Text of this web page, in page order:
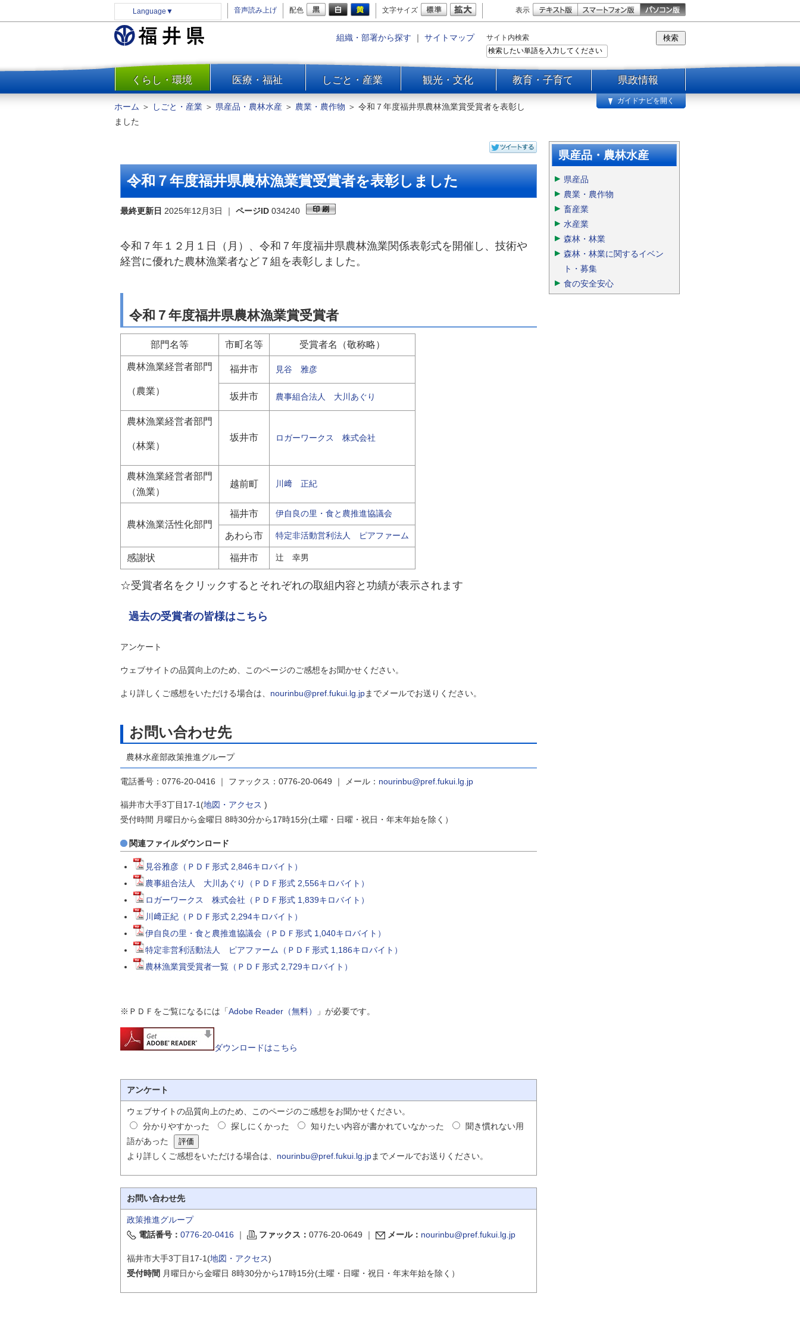
Language ▼ 音声読み上げ 配色 文字サイズ 表示
組織・部署から探す ｜ サイトマップ サイト内検索
一覧
くらし・環境 医療・福祉 しごと・産業 観光・文化 教育・子育て 県政情報
防災
安全安心
住まい・土地
環境問題・廃棄物対策・リサ
交通・道路
河川・砂防・港湾
ホーム ＞ しごと・産業 ＞ 県産品・農林水産 ＞ 農業・農作物 ＞ 令和７年度福井県農林漁業賞受賞者を表彰し
ました
ガイドナビを開く
令和７年度福井県農林漁業賞受賞者を表彰しました
最終更新日 2025年12月3日 ｜ ページID 034240
令和７年１２月１日（月）、令和７年度福井県農林漁業関係表彰式を開催し、技術や
経営に優れた農林漁業者など７組を表彰しました。
令和７年度福井県農林漁業賞受賞者
部門名等 市町名等 受賞者名（敬称略）
農林漁業経営者部門
（農業）
福井市 見谷 雅彦
坂井市 農事組合法人 大川あぐり
農林漁業経営者部門
（林業）
坂井市 ロガーワークス 株式会社
農林漁業経営者部門
（漁業）
越前町 川﨑 正紀
農林漁業活性化部門
福井市 伊自良の里・食と農推進協議会
あわら市 特定非活動営利法人 ピアファーム
感謝状 福井市 辻 幸男
☆受賞者名をクリックするとそれぞれの取組内容と功績が表示されます
過去の受賞者の皆様はこちら
アンケート
ウェブサイトの品質向上のため、このページのご感想をお聞かせください。
より詳しくご感想をいただける場合は、 nourinbu@pref.fukui.lg.jpまでメールでお送りください。
お問い合わせ先
農林水産部政策推進グループ
電話番号：0776-20-0416 ｜ ファックス：0776-20-0649 ｜ メール： nourinbu@pref.fukui.lg.jp
福井市大手3丁目17-1(地図・アクセス )
受付時間 月曜日から金曜日 8時30分から17時15分(土曜・日曜・祝日・年末年始を除く）
関連ファイルダウンロード
見谷雅彦（ＰＤＦ形式 2,846キロバイト）
農事組合法人 大川あぐり（ＰＤＦ形式 2,556キロバイト）
ロガーワークス 株式会社（ＰＤＦ形式 1,839キロバイト）
川﨑正紀（ＰＤＦ形式 2,294キロバイト）
伊自良の里・食と農推進協議会（ＰＤＦ形式 1,040キロバイト）
特定非営利活動法人 ピアファーム（ＰＤＦ形式 1,186キロバイト）
農林漁業賞受賞者一覧（ＰＤＦ形式 2,729キロバイト）
※ＰＤＦをご覧になるには「Adobe Reader（無料） 」が必要です。
ダウンロードはこちら
アンケート
ウェブサイトの品質向上のため、このページのご感想をお聞かせください。
分かりやすかった
探しにくかった 知りたい内容が書かれていなかった
聞き慣れない用
語があった
より詳しくご感想をいただける場合は、 nourinbu@pref.fukui.lg.jpまでメールでお送りください。
お問い合わせ先
政策推進グループ
電話番号： 0776-20-0416 ｜ ファックス： 0776-20-0649 ｜ メール： nourinbu@pref.fukui.lg.jp
福井市大手3丁目17-1(地図・アクセス)
受付時間 月曜日から金曜日 8時30分から17時15分(土曜・日曜・祝日・年末年始を除く）
県産品・農林水産
県産品
農業・農作物
畜産業
水産業
森林・林業
森林・林業に関するイベン
ト・募集
食の安全安心